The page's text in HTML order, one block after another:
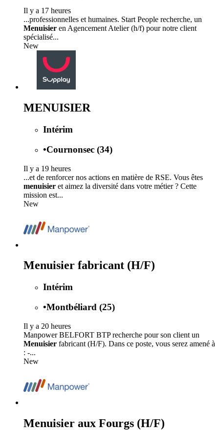
Il y a 17 heures
...professionnelles et humaines. Start People recherche, un
Menuisier en Agencement Atelier (h/f) pour notre client
spécialisé...
New
MENUISIER
Intérim
•Cournonsec (34)
Il y a 19 heures
...et de renforcer nos actions en matière de RSE. Vous êtes
menuisier et aimez la diversité dans votre métier ? Cette
mission est...
New
Menuisier fabricant (H/F)
Intérim
•Montbéliard (25)
Il y a 20 heures
Manpower BELFORT BTP recherche pour son client un
Menuisier fabricant (H/F). Dans ce poste, vous serez amené à
: -...
New
Menuisier aux Fourgs (H/F)